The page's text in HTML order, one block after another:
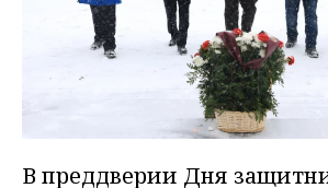
В преддверии Дня